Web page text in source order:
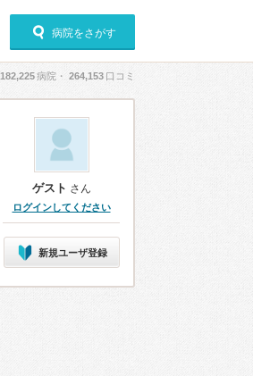
病院をさがす
182,225病院・ 264,153 口コミ
ゲスト さん
ログインしてください
新規ユーザ登録